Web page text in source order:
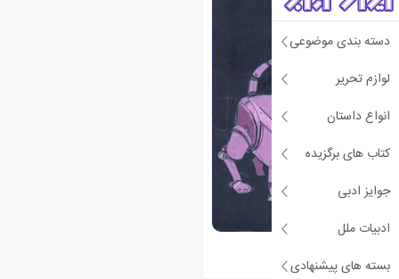
دسته بندی موضوعی
لوازم تحریر
انواع داستان
کتاب های برگزیده
جوایز ادبی
ادبیات ملل
بسته های پیشنهادی
پ
ه
هنری برایتون